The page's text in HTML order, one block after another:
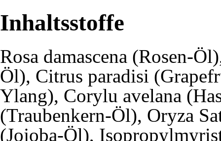
Inhaltsstoffe
Rosa damascena (Rosen-
Öl), Citrus paradisi
Ylang), Corylu avelana
(Traubenkern-Öl), Oryza
(Jojoba-Öl),